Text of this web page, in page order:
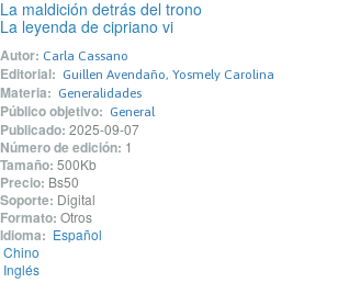
La maldición detrás del trono
La leyenda de cipriano vi
Autor: Carla Cassano
Editorial: Guillen Avendaño, Yosmely Carolina
Materia: Generalidades
Público objetivo: General
Publicado: 2025-09-07
Número de edición: 1
Tamaño: 500Kb
Precio: Bs50
Soporte: Digital
Formato: Otros
Idioma: Español
Chino
Inglés